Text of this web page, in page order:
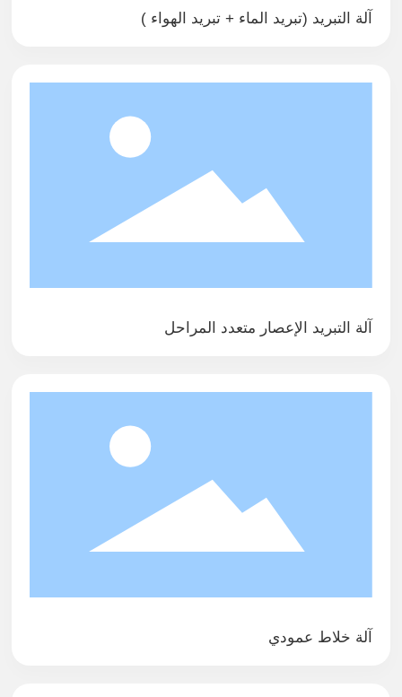
آلة التبريد (تبريد الماء + تبريد الهواء )
آلة التبريد الإعصار متعدد المراحل
آلة خلاط عمودي